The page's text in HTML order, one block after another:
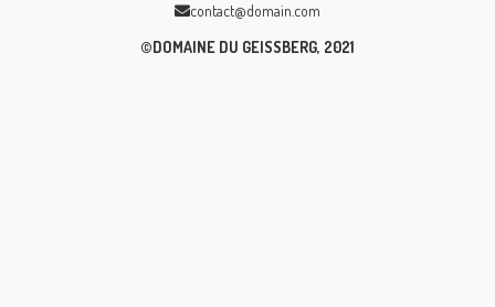
contact@domain.com
©DOMAINE DU GEISSBERG, 2021